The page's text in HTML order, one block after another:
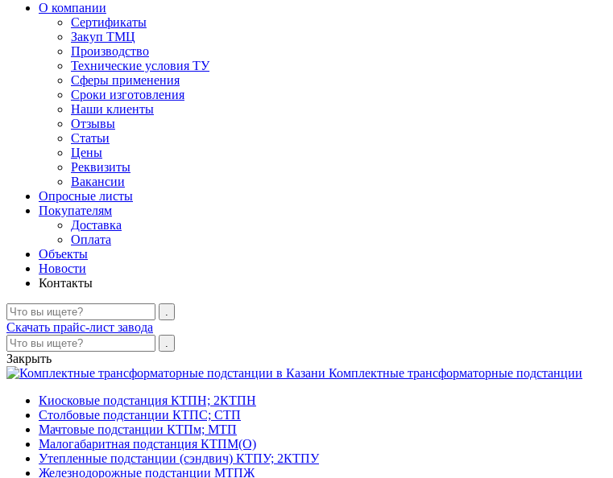
О компании
Сертификаты
Закуп ТМЦ
Производство
Технические условия ТУ
Сферы применения
Сроки изготовления
Наши клиенты
Отзывы
Статьи
Цены
Реквизиты
Вакансии
Опросные листы
Покупателям
Доставка
Оплата
Объекты
Новости
Контакты
Скачать прайс-лист завода
Закрыть
Комплектные трансформаторные подстанции
Киосковые подстанция КТПН; 2КТПН
Столбовые подстанции КТПС; СТП
Мачтовые подстанции КТПм; МТП
Малогабаритная подстанция КТПМ(О)
Утепленные подстанции (сэндвич) КТПУ; 2КТПУ
Железнодорожные подстанции МТПЖ